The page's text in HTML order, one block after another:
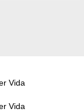
Vida
Vida